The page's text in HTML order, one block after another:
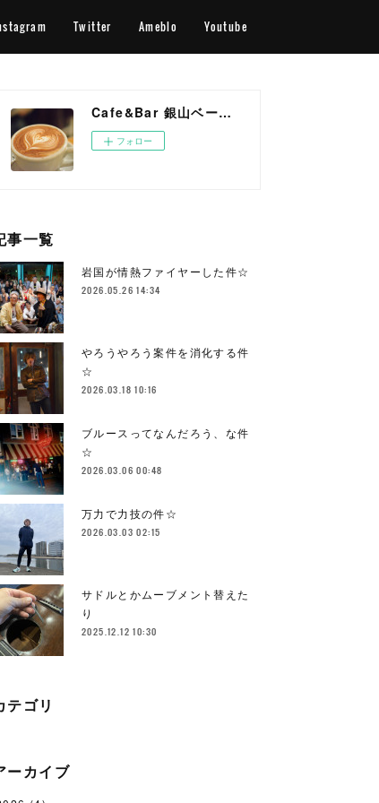
Twitter Ameblo Youtube
Cafe&Bar 銀山ベース OFFICIAL WEB SITE
フォロー
事一覧
岩国が情熱ファイヤーした件☆
2026.05.26 14:34
やろうやろう案件を消化する件
☆
2026.03.18 10:16
ブルースってなんだろう、な件
☆
2026.03.06 00:48
万力で力技の件☆
2026.03.03 02:15
サドルとかムーブメント替えた
り
2025.12.12 10:30
テゴリ
ーカイブ